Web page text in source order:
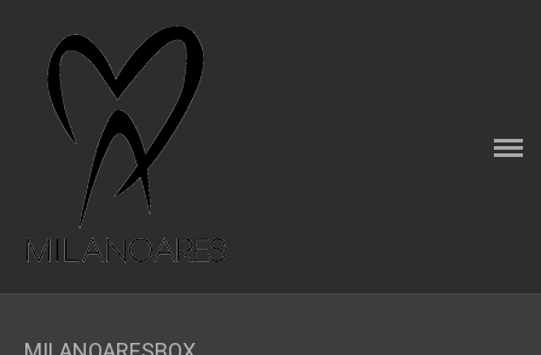
ГЛАВНАЯ
О КОМПАНИИ
MILANOARESBOX